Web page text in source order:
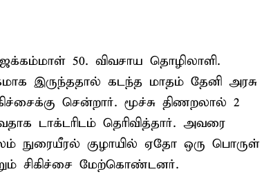
50. விவசாய தொழிலாளி.
இருந்ததால் கடந்த மாதம் தேனி அரசு
சென்றார். மூச்சு திணறலால் 2
டாக்டரிடம் தெரிவித்தார். அவரை
நுரையீரல் குழாயில் ஏதோ ஒரு பொருள்
சிகிச்சை மேற்கொண்டனர்.